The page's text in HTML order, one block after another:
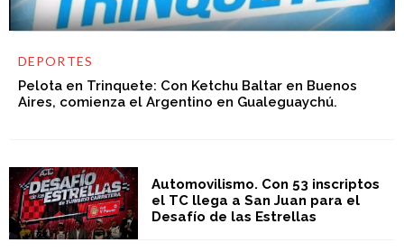
DEPORTES
Pelota en Trinquete: Con Ketchu Baltar en Buenos
Aires, comienza el Argentino en Gualeguaychú.
Automovilismo. Con 53 inscriptos
el TC llega a San Juan para el
Desafío de las Estrellas